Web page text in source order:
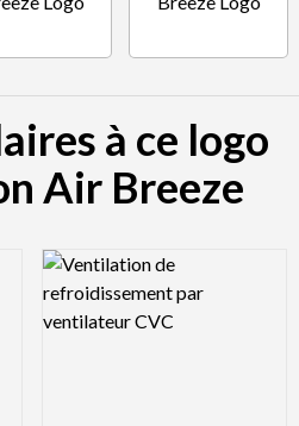
à ce logo
Air Breeze
Logo Preview Image